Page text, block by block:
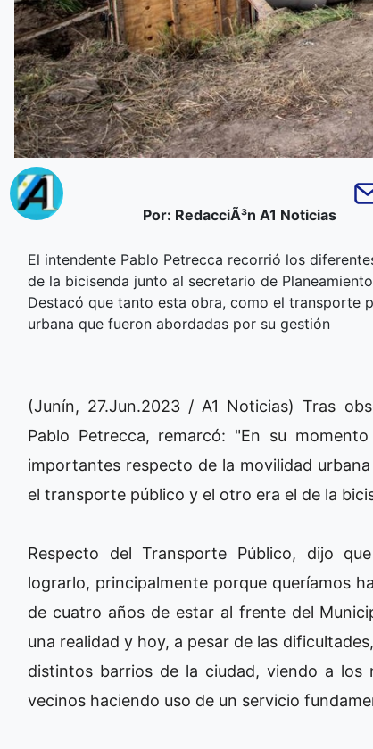
Por: RedacciÃ³n A1 Noticias
El intendente Pablo Petrecca recorrió los
de la bicisenda junto al secretario de
Destacó que tanto esta obra, como el transporte
urbana que fueron abordadas por su gestión
(Junín, 27.Jun.2023 / A1 Noticias) Tras
Pablo Petrecca, remarcó: "En su
importantes respecto de la movilidad
el transporte público y el otro era el de la
Respecto del Transporte Público, dijo
lograrlo, principalmente porque queríamos
de cuatro años de estar al frente del
una realidad y hoy, a pesar de las
distintos barrios de la ciudad, viendo a
vecinos haciendo uso de un servicio